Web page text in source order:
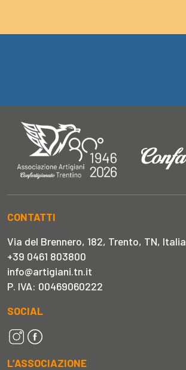
CONTATTI
Via del Brennero, 182, Trento, TN, Italia
+39 0461 803800
info@artigiani.tn.it
P. IVA: 00469060222
SOCIAL
L’ASSOCIAZIONE